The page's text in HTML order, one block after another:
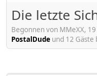
Die letzte
Begonnen von MMeXX,
PostalDude und 12 Gäste